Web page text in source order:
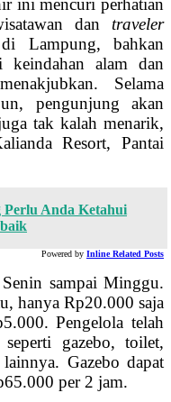
ini mencuri perhatian
dan traveler
Lampung, bahkan
alam dan
Selama
pengunjung akan
tak kalah menarik,
Resort, Pantai
Perlu Anda Ketahui
Powered by Inline Related Posts
sampai Minggu.
hanya Rp20.000 saja
Pengelola telah
gazebo, toilet,
Gazebo dapat
per 2 jam.